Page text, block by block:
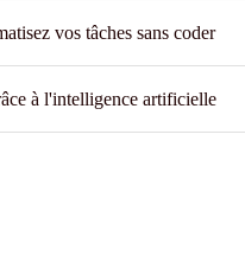
vos tâches sans coder
à l'intelligence artificielle